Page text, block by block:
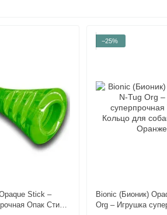
Stick –
Опак Стик
−25%
Bionic (Бионик)
Org – Игрушка